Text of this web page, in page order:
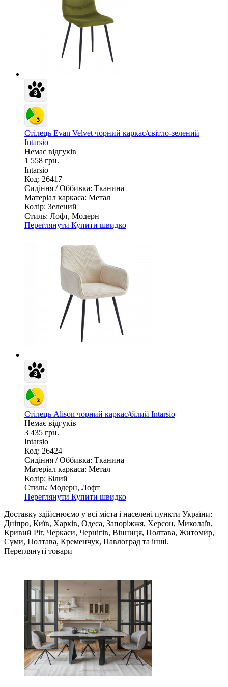
Стілець Evan Velvet чорний каркас/світло-зелений
Intarsio
Немає відгуків
1 558 грн.
Intarsio
Код: 26417
Сидіння / Оббивка: Тканина
Матеріал каркаса: Метал
Колір: Зелений
Стиль: Лофт, Модерн
Переглянути Купити швидко
Стілець Alison чорний каркас/білий Intarsio
Немає відгуків
3 435 грн.
Intarsio
Код: 26424
Сидіння / Оббивка: Тканина
Матеріал каркаса: Метал
Колір: Білий
Стиль: Модерн, Лофт
Переглянути Купити швидко
Доставку здійснюємо у всі міста і населені пункти України:
Дніпро, Київ, Харків, Одеса, Запоріжжя, Херсон, Миколаїв,
Кривий Ріг, Черкаси, Чернігів, Вінниця, Полтава, Житомир,
Суми, Полтава, Кременчук, Павлоград та інші.
Переглянуті товари